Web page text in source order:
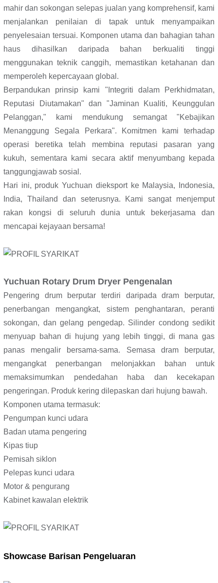
mahir dan sokongan selepas jualan yang komprehensif, kami
menjalankan penilaian di tapak untuk menyampaikan
penyelesaian tersuai. Komponen utama dan bahagian tahan
haus dihasilkan daripada bahan berkualiti tinggi
menggunakan teknik canggih, memastikan ketahanan dan
memperoleh kepercayaan global.
Berpandukan prinsip kami "Integriti dalam Perkhidmatan,
Reputasi Diutamakan" dan "Jaminan Kualiti, Keunggulan
Pelanggan," kami mendukung semangat "Kebajikan
Menanggung Segala Perkara". Komitmen kami terhadap
operasi beretika telah membina reputasi pasaran yang
kukuh, sementara kami secara aktif menyumbang kepada
tanggungjawab sosial.
Hari ini, produk Yuchuan dieksport ke Malaysia, Indonesia,
India, Thailand dan seterusnya. Kami sangat menjemput
rakan kongsi di seluruh dunia untuk bekerjasama dan
mencapai kejayaan bersama!
Yuchuan Rotary Drum Dryer Pengenalan
Pengering drum berputar terdiri daripada dram berputar,
penerbangan mengangkat, sistem penghantaran, peranti
sokongan, dan gelang pengedap. Silinder condong sedikit
menyuap bahan di hujung yang lebih tinggi, di mana gas
panas mengalir bersama-sama. Semasa dram berputar,
mengangkat penerbangan melonjakkan bahan untuk
memaksimumkan pendedahan haba dan kecekapan
pengeringan. Produk kering dilepaskan dari hujung bawah.
Komponen utama termasuk:
Pengumpan kunci udara
Badan utama pengering
Kipas tiup
Pemisah siklon
Pelepas kunci udara
Motor & pengurang
Kabinet kawalan elektrik
Showcase Barisan Pengeluaran